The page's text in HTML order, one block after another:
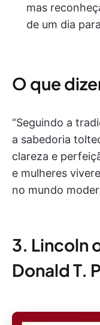
mas
de um dia
O que
“Seguindo a
a sabedoria
clareza e
e mulheres
no mundo
3. Lincoln
Donald T.